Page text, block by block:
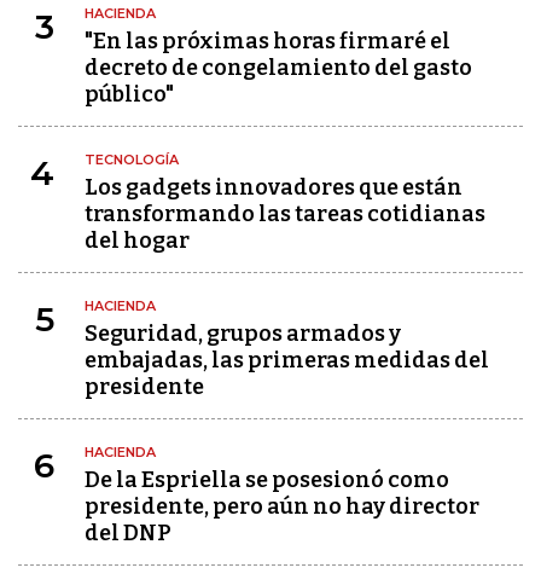
3 HACIENDA
"En las próximas horas firmaré el
decreto de congelamiento del gasto
público"
4 TECNOLOGÍA
Los gadgets innovadores que están
transformando las tareas cotidianas
del hogar
5 HACIENDA
Seguridad, grupos armados y
embajadas, las primeras medidas del
presidente
6 HACIENDA
De la Espriella se posesionó como
presidente, pero aún no hay director
del DNP